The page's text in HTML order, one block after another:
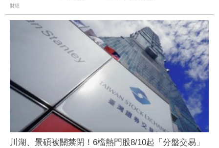
財經
川湖、景碩被關禁閉！6檔熱門股8/10起「分盤交易」